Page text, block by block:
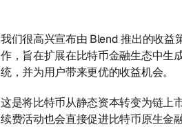
我们很高兴宣布由 Blend 推出的收
作，旨在扩展在比特币金融生态中生
统，并为用户带来更优的收益机会。
这是将比特币从静态资本转变为链上
续费活动也会直接促进比特币原生金